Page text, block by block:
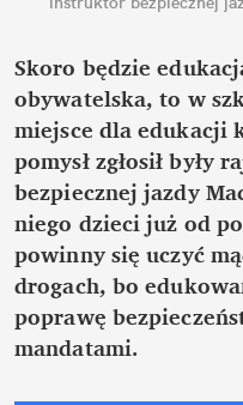
Skoro będzie
obywatelska, to w
miejsce dla edukacji
pomysł zgłosił
bezpiecznej jazdy
niego dzieci już od
powinny się uczyć
drogach, bo
poprawę
mandatami.